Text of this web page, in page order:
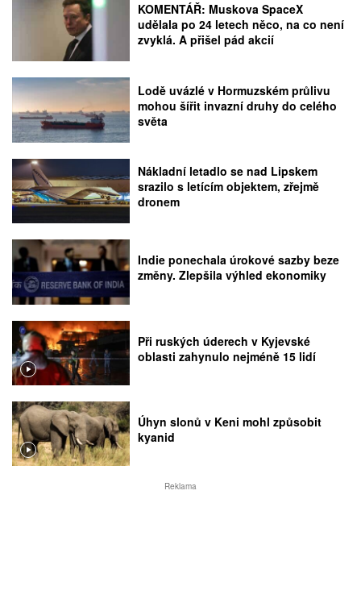
KOMENTÁŘ: Muskova SpaceX
udělala po 24 letech něco, na co není
zvyklá. A přišel pád akcií
Lodě uvázlé v Hormuzském průlivu
mohou šířit invazní druhy do celého
světa
Nákladní letadlo se nad Lipskem
srazilo s letícím objektem, zřejmě
dronem
Indie ponechala úrokové sazby beze
změny. Zlepšila výhled ekonomiky
Při ruských úderech v Kyjevské
oblasti zahynulo nejméně 15 lidí
Úhyn slonů v Keni mohl způsobit
kyanid
Reklama